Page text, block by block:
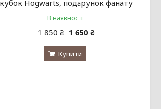
кубок Hogwarts, подарунок фанату
В наявності
1 850 ₴ 1 650 ₴
Купити